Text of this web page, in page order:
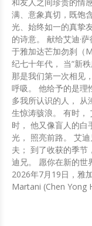
满、意象真切，既饱
光、始终如一的真挚
的诗意。 献给艾迪·萨德利 友谊，不因风雨与烈日而褪色 我们相识
于雅加达芒加勿刹（
纪七十年代， 当“新
那是我们第一次相见
呼吸。 他给予的是理
多我所认识的人， 从
生惊涛骇浪。 有时，
时， 他又像盲人的白
光， 照亮前路。 艾
夫； 到了收获的季节
迪兄。 愿你在新的
2026年7月19日，雅
Martani (Chen Yong